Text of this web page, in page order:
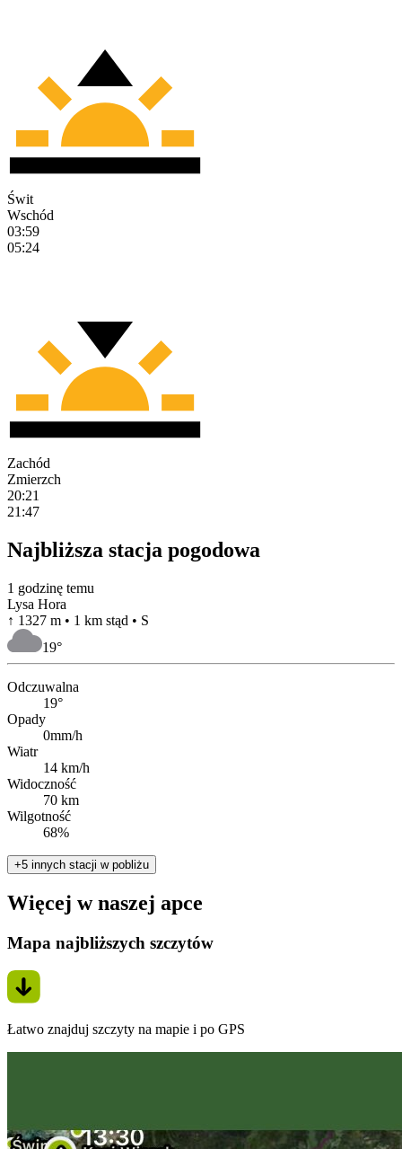
Świt
Wschód
03:59
05:24
Zachód
Zmierzch
20:21
21:47
Najbliższa stacja pogodowa
1 godzinę temu
Lysa Hora
↑ 1327 m • 1 km stąd • S
19°
Odczuwalna
19°
Opady
0mm/h
Wiatr
14 km/h
Widoczność
70 km
Wilgotność
68%
+5 innych stacji w pobliżu
Więcej w naszej apce
Mapa najbliższych szczytów
Łatwo znajduj szczyty na mapie i po GPS